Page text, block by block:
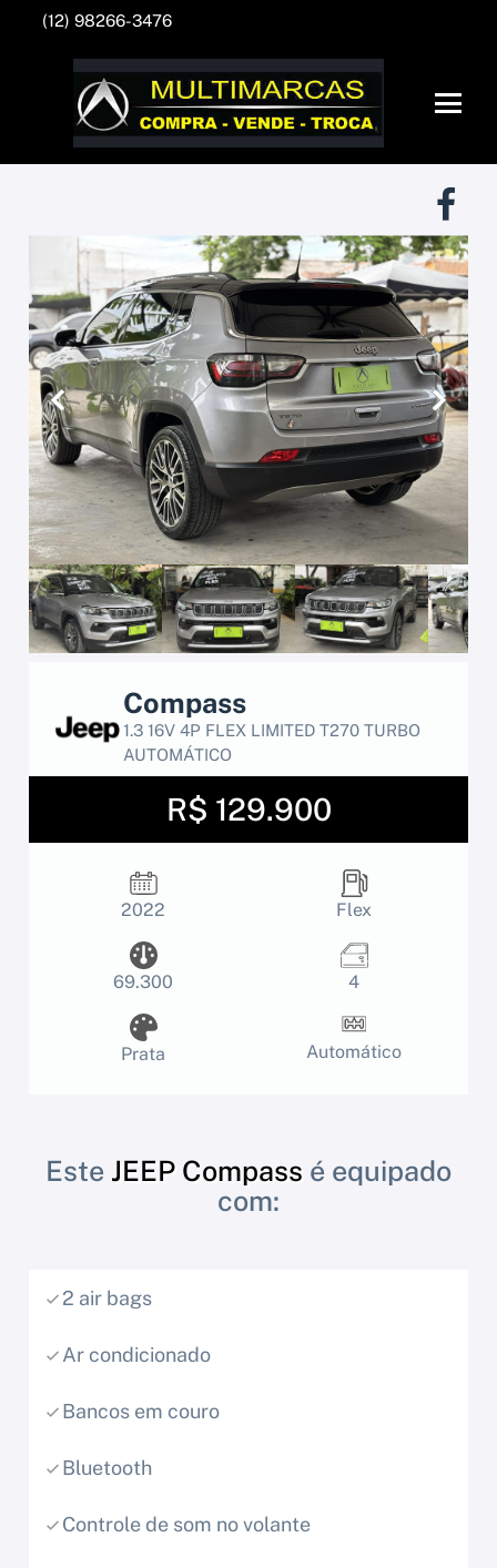
(12) 98266-3476
Compass
1.3 16V 4P FLEX LIMITED T270 TURBO
AUTOMÁTICO
R$ 129.900
2022 Flex
69.300 4
Prata Automático
Anterior Próximo
Este JEEP Compass é equipado
com:
2 air bags
Ar condicionado
Bancos em couro
Bluetooth
Controle de som no volante